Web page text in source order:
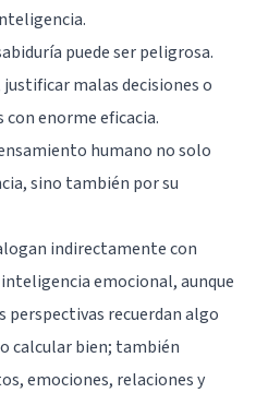
puede ser peligrosa.
malas decisiones o
enorme eficacia.
humano no solo
sino también por su
indirectamente con
inteligencia emocional, aunque
perspectivas recuerdan algo
calcular bien; también
emociones, relaciones y